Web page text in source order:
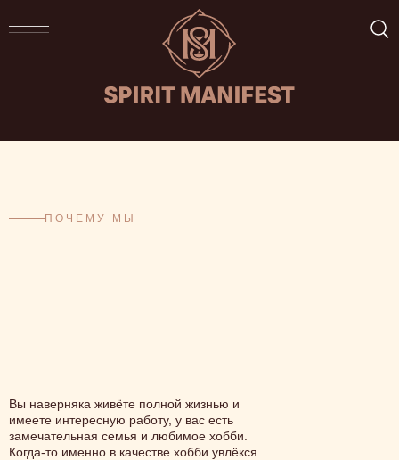
ПОЧЕМУ МЫ
Вы наверняка живёте полной жизнью и
имеете интересную работу, у вас есть
замечательная семья и любимое хобби.
Когда-то именно в качестве хобби увлёкся